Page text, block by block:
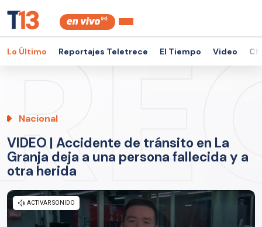
Lo Último Reportajes Teletrece El Tiempo Video
Nacional
VIDEO | Accidente de tránsito en La
Granja deja a una persona fallecida y a
otra herida